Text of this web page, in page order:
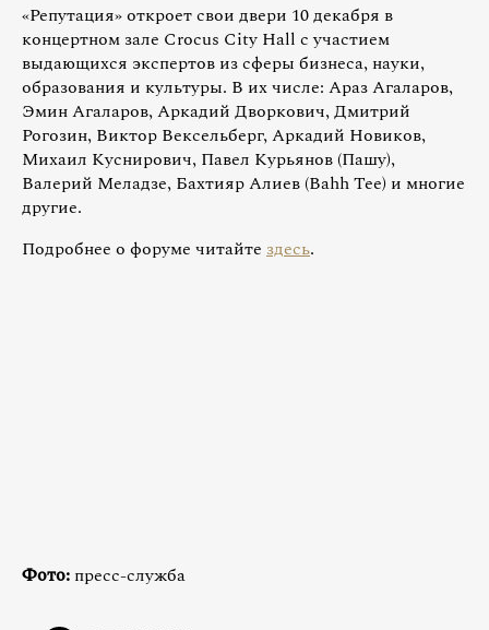
«Репутация» откроет свои двери 10 декабря в
концертном зале Crocus City Hall с участием
выдающихся экспертов из сферы бизнеса, науки,
образования и культуры. В их числе: Араз Агаларов,
Эмин Агаларов, Аркадий Дворкович, Дмитрий
Рогозин, Виктор Вексельберг, Аркадий Новиков,
Михаил Куснирович, Павел Курьянов (Пашу),
Валерий Меладзе, Бахтияр Алиев (Bahh Tee) и многие
другие.
Подробнее о форуме читайте здесь.
Фото: пресс-служба